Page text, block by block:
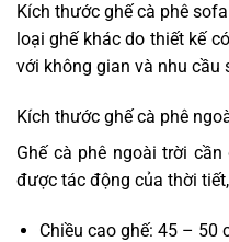
Kích thước ghế cà phê
loại ghế khác do thiết kế
với không gian và nhu cầu
Kích thước ghế cà phê
Ghế cà phê ngoài trời
được tác động của thời
Chiều cao ghế: 45 – 50